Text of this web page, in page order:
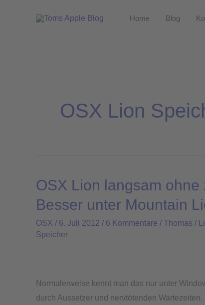
Home Blog
OSX Lion
OSX Lion langsam
Besser unter Mountain
OSX / 6. Juli 2012 / 6 Kommentare / Thomas /
Speicher
Normalerweise kennt man das nur unter
durch Aussetzer und nervtötenden
OSX
langsam
ohne
zusätzlichen
Besser
unter